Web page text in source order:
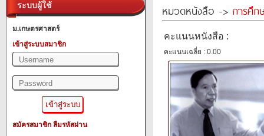
ระบบผู้ใช้
ม.เกษตรศาสตร์
เข้าสู่ระบบสมาชิก
สมัครสมาชิก ลืมรหัสผ่าน
หมวดหนังสือ -> การศึก
คะแนนหนังสือ :
คะแนนเฉลี่ย : 0.00